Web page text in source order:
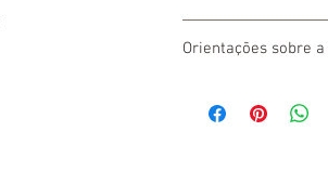
que poderá ser
- É proibido escolher
Orientações sobre
empresa para o